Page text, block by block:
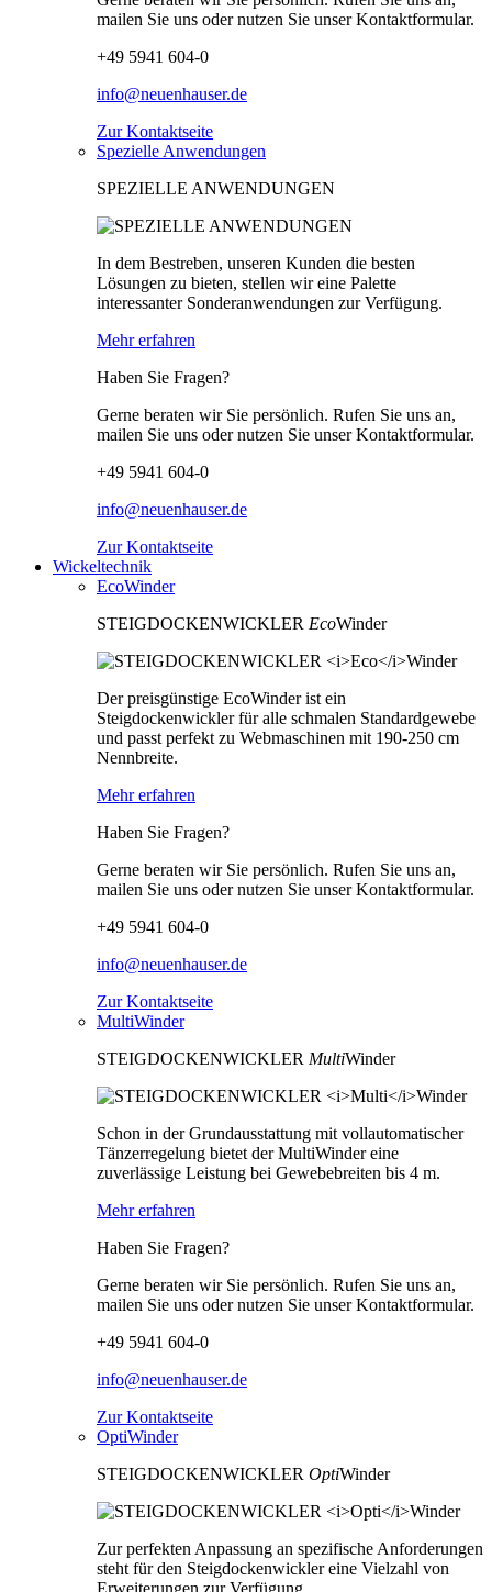
mailen Sie uns oder nutzen Sie unser Kontaktformular.
+49 5941 604-0
info@neuenhauser.de
Zur Kontaktseite
Spezielle Anwendungen
SPEZIELLE ANWENDUNGEN
In dem Bestreben, unseren Kunden die besten
Lösungen zu bieten, stellen wir eine Palette
interessanter Sonderanwendungen zur Verfügung.
Mehr erfahren
Haben Sie Fragen?
Gerne beraten wir Sie persönlich. Rufen Sie uns an,
mailen Sie uns oder nutzen Sie unser Kontaktformular.
+49 5941 604-0
info@neuenhauser.de
Zur Kontaktseite
Wickeltechnik
EcoWinder
STEIGDOCKENWICKLER EcoWinder
Der preisgünstige EcoWinder ist ein
Steigdockenwickler für alle schmalen Standardgewebe
und passt perfekt zu Webmaschinen mit 190-250 cm
Nennbreite.
Mehr erfahren
Haben Sie Fragen?
Gerne beraten wir Sie persönlich. Rufen Sie uns an,
mailen Sie uns oder nutzen Sie unser Kontaktformular.
+49 5941 604-0
info@neuenhauser.de
Zur Kontaktseite
MultiWinder
STEIGDOCKENWICKLER MultiWinder
Schon in der Grundausstattung mit vollautomatischer
Tänzerregelung bietet der MultiWinder eine
zuverlässige Leistung bei Gewebebreiten bis 4 m.
Mehr erfahren
Haben Sie Fragen?
Gerne beraten wir Sie persönlich. Rufen Sie uns an,
mailen Sie uns oder nutzen Sie unser Kontaktformular.
+49 5941 604-0
info@neuenhauser.de
Zur Kontaktseite
OptiWinder
STEIGDOCKENWICKLER OptiWinder
Zur perfekten Anpassung an spezifische Anforderungen
steht für den Steigdockenwickler eine Vielzahl von
Erweiterungen zur Verfügung.